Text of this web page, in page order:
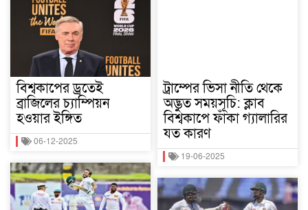
বিশ্বকাপের ড্রতেই
ব্রাজিলের চ্যাম্পিয়ন
হওয়ার ইঙ্গিত
06-12-2025
ট্রাম্পের ভিসা নীতি থেকে
অদ্ভুত সময়সূচি: ক্লাব
বিশ্বকাপে ফাঁকা গ্যালারির
যত কারণ
19-06-2025